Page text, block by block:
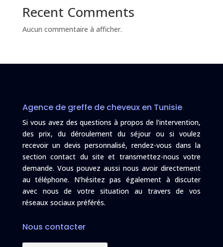
Recent Comments
Aucun commentaire à afficher.
Agence de greffe de cheveux en Tunisie
Si vous avez des questions à propos de l’intervention,
des prix, du déroulement du séjour ou si voulez
recevoir un devis personnalisé, rendez-vous dans la
section contact du site et transmettez-nous votre
demande. Vous pouvez aussi nous avoir directement
au téléphone. N’hésitez pas également à discuter
avec nous de votre situation au travers de vos
réseaux sociaux préférés.
Nous contacter